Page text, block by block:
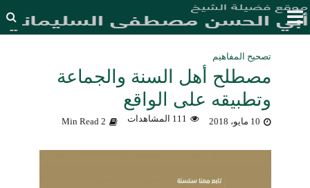
تصحيح المفاهيم
مصطلح أهل السنة والجماعة
وتطبيقه على الواقع
10 مايو، 2018 111 المشاهدات 2 Min Read